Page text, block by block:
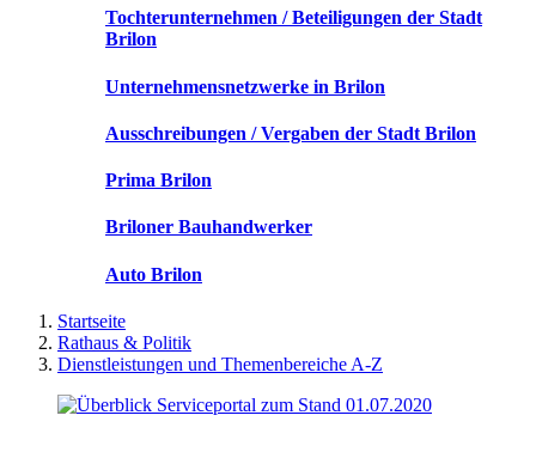
Tochterunternehmen / Beteiligungen der Stadt
Brilon
Unternehmensnetzwerke in Brilon
Ausschreibungen / Vergaben der Stadt Brilon
Prima Brilon
Briloner Bauhandwerker
Auto Brilon
Startseite
Rathaus & Politik
Dienstleistungen und Themenbereiche A-Z